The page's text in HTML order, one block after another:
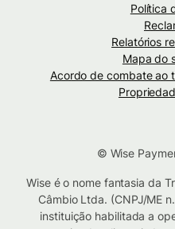
Política
Relatórios
Mapa do
Acordo de combate ao
© Wise
Wise é o nome fantasia da
Câmbio Ltda. (CNPJ/ME
instituição habilitada a